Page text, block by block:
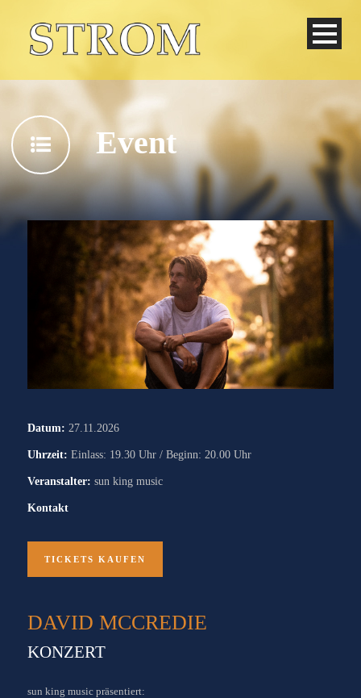
Deutsch
Event
Datum: 27.11.2026
Uhrzeit: Einlass: 19.30 Uhr / Beginn: 20.00 Uhr
Veranstalter: sun king music
Kontakt
TICKETS KAUFEN
DAVID MCCREDIE
KONZERT
sun king music präsentiert: